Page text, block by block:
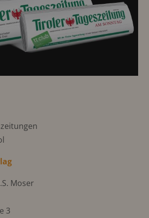
Moser
3